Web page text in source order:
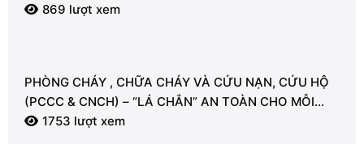
869 lượt xem
PHÒNG CHÁY , CHỮA CHÁY VÀ CỨU NẠN, CỨU HỘ
(PCCC & CNCH) – “LÁ CHẮN” AN TOÀN CHO MỖI
NGƯỜI
1753 lượt xem